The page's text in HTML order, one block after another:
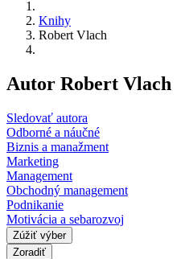
Knihy
Robert Vlach
Autor Robert Vlach
Sledovať autora
Odborné a náučné
Biznis a manažment
Marketing
Management
Obchodný management
Podnikanie
Motivácia a sebarozvoj
Zúžiť výber
Zoradiť